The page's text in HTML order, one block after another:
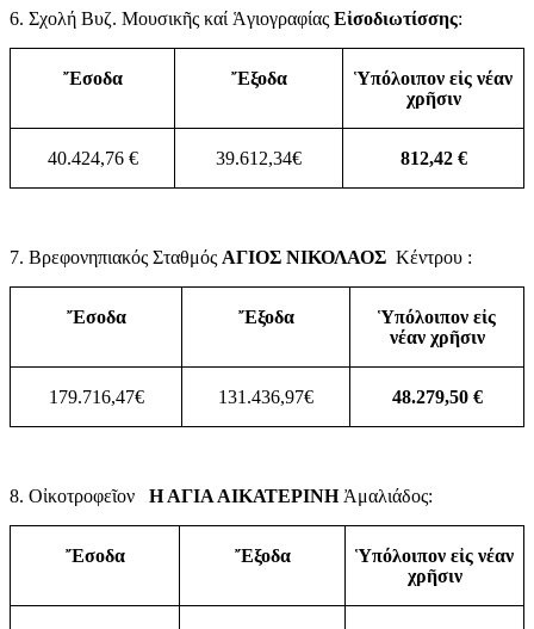
6. Σχολή Βυζ. Μουσικῆς καί Ἁγιογραφίας Εἰσοδιωτίσσης:
Ἔσοδα Ἔξοδα
Ὑπόλοιπον εἰς νέαν
χρῆσιν
40.424,76 € 39.612,34€ 812,42 €
7. Βρεφονηπιακός Σταθμός ΑΓΙΟΣ ΝΙΚΟΛΑΟΣ Κέντρου :
Ἔσοδα Ἔξοδα
Ὑπόλοιπον εἰς
νέαν χρῆσιν
1 79.716,47€ 131 .436,97€ 48.279,50 €
8. Οἰκοτροφεῖον Η ΑΓΙΑ ΑΙΚΑΤΕΡΙΝΗἈμαλιάδος:
Ἔσοδα Ἔξοδα
Ὑπόλοιπον εἰς νέαν
χρῆσιν